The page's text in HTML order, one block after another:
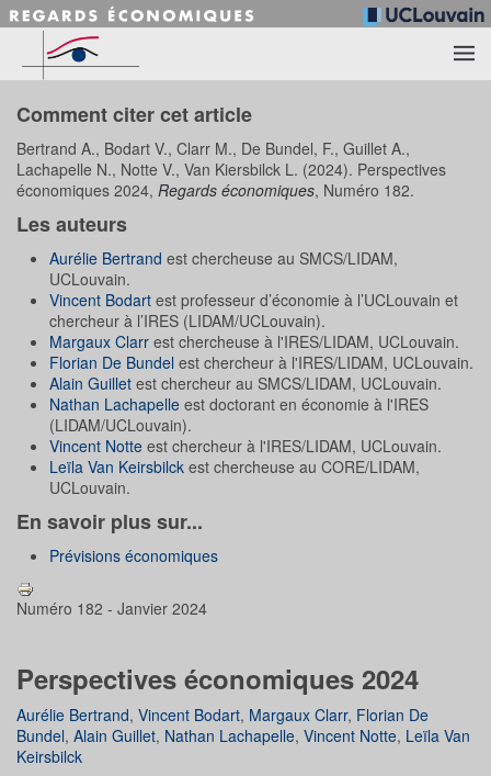
Accéder au contenu principal
Comment citer cet article
Bertrand A., Bodart V., Clarr M., De Bundel, F., Guillet A.,
Lachapelle N., Notte V., Van Kiersbilck L. (2024). Perspectives
économiques 2024, Regards économiques, Numéro 182.
Les auteurs
Aurélie Bertrand est chercheuse au SMCS/LIDAM,
UCLouvain.
Vincent Bodart est professeur d’économie à l’UCLouvain et
chercheur à l’IRES (LIDAM/UCLouvain).
Margaux Clarr est chercheuse à l'IRES/LIDAM, UCLouvain.
Florian De Bundel est chercheur à l'IRES/LIDAM, UCLouvain.
Alain Guillet est chercheur au SMCS/LIDAM, UCLouvain.
Nathan Lachapelle est doctorant en économie à l'IRES
(LIDAM/UCLouvain).
Vincent Notte est chercheur à l'IRES/LIDAM, UCLouvain.
Leïla Van Keirsbilck est chercheuse au CORE/LIDAM,
UCLouvain.
En savoir plus sur...
Prévisions économiques
Numéro 182 - Janvier 2024
Perspectives économiques 2024
Aurélie Bertrand, Vincent Bodart, Margaux Clarr, Florian De
Bundel, Alain Guillet, Nathan Lachapelle, Vincent Notte, Leïla Van
Keirsbilck